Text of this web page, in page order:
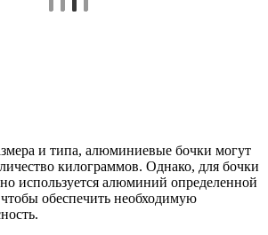
и типа, алюминиевые бочки могут
килограммов. Однако, для бочки
используется алюминий определенной
обеспечить необходимую